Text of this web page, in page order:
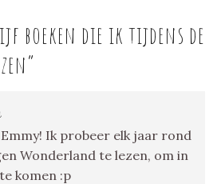
boeken die ik tijdens de
”
Ik probeer elk jaar rond
Wonderland te lezen, om in
komen :p